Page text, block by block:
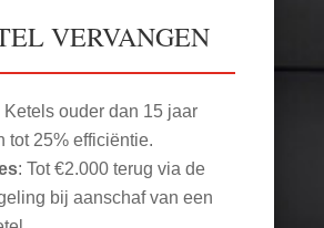
VERVANGEN
Ketels ouder dan 15 jaar
tot 25% efficiëntie.
: Tot €2.000 terug via de
bij aanschaf van een